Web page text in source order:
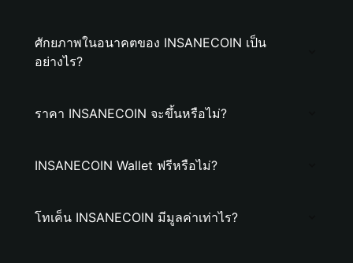
ศักยภาพในอนาคตของ INSANECOIN เป็น
อย่างไร?
ราคา INSANECOIN จะขึ้นหรือไม่?
INSANECOIN Wallet ฟรีหรือไม่?
โทเค็น INSANECOIN มีมูลค่าเท่าไร?